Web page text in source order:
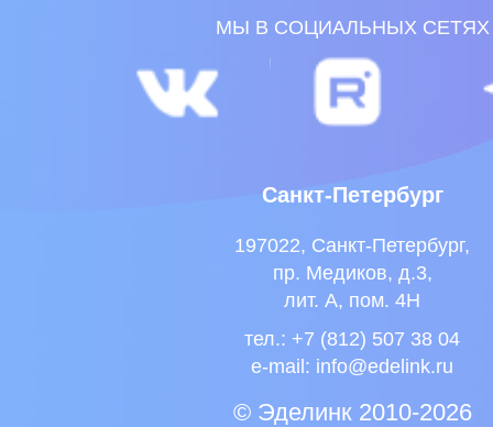
Санкт-Петербург
197022, Санкт-Петербург,
пр. Медиков, д.3,
лит. А, пом. 4Н
тел.: +7 (812) 507 38 04
e-mail: info@edelink.ru
© Эделинк 2010-2026